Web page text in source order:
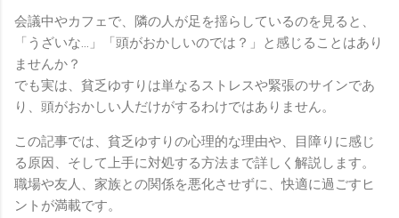
会議中やカフェで、隣の人が足を揺らしているのを見ると、
「うざいな…」「頭がおかしいのでは？」と感じることはあり
ませんか？
でも実は、貧乏ゆすりは単なるストレスや緊張のサインであ
り、頭がおかしい人だけがするわけではありません。
この記事では、貧乏ゆすりの心理的な理由や、目障りに感じ
る原因、そして上手に対処する方法まで詳しく解説します。
職場や友人、家族との関係を悪化させずに、快適に過ごすヒ
ントが満載です。